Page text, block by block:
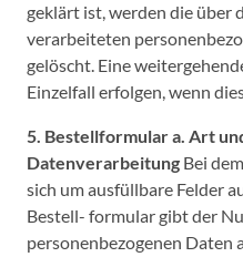
geklärt ist, werden die über
verarbeiteten
gelöscht. Eine
Einzelfall erfolgen, wenn
5. Bestellformulara. Art
Datenverarbeitung Bei
sich um ausfüllbare Felder
Bestell- formular gibt der
personenbezogenen Daten